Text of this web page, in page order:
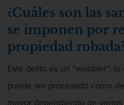
Homicidio
Homicidio Voluntario
Intento de Asesinato
DUI
¿Cuáles son las
se imponen por
propiedad
Este delito es un “wobbler”,
puede ser procesado como
mayor dependiendo de